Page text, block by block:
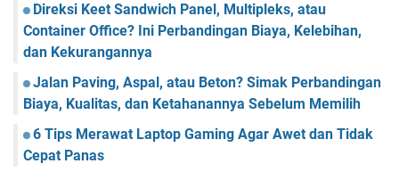
Direksi Keet Sandwich Panel, Multipleks, atau
Container Office? Ini Perbandingan Biaya, Kelebihan,
dan Kekurangannya
Jalan Paving, Aspal, atau Beton? Simak Perbandingan
Biaya, Kualitas, dan Ketahanannya Sebelum Memilih
6 Tips Merawat Laptop Gaming Agar Awet dan Tidak
Cepat Panas